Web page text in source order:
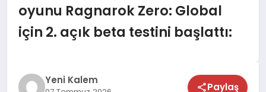
YAŞAM
oyunu Ragnarok Zero: Global
için 2. açık beta testini başlattı:
Yeni Kalem
Paylaş